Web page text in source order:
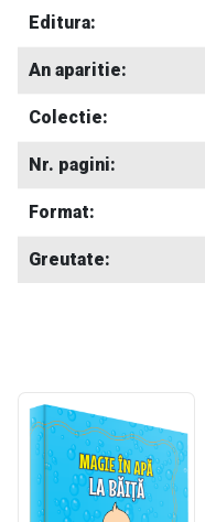
Editura:
An aparitie:
Colectie:
Nr. pagini:
Format:
Greutate: